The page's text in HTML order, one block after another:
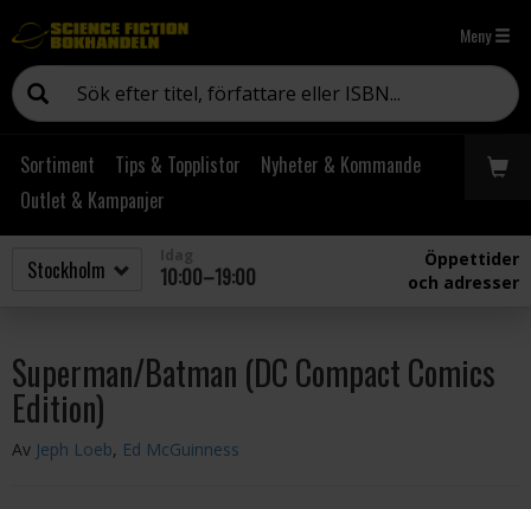
Meny
Sortiment Tips & Topplistor
Nyheter & Kommande
Outlet & Kampanjer
10:00–19:00
Öppettider
och adresser
Superman/Batman (DC Compact Comics
Edition)
Av Jeph Loeb, Ed McGuinness